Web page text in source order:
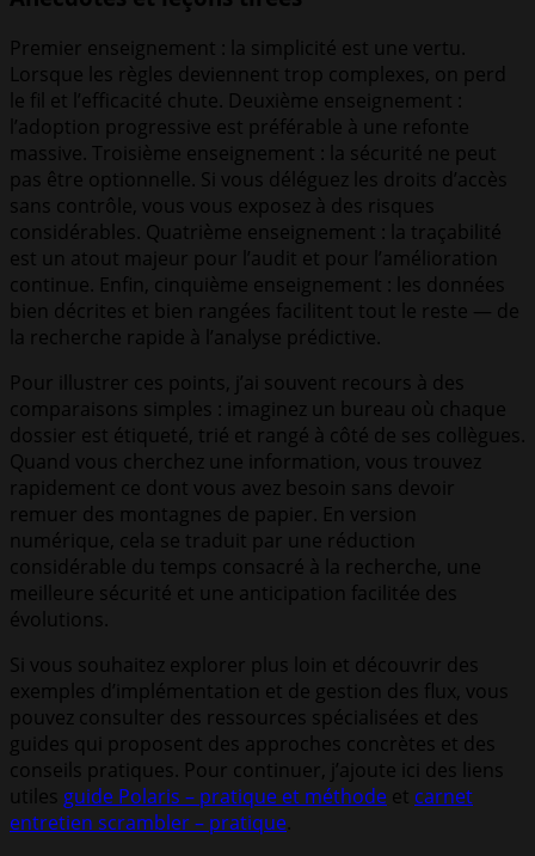
Premier enseignement : la simplicité est une vertu.
Lorsque les règles deviennent trop complexes, on perd
le fil et l’efficacité chute. Deuxième enseignement :
l’adoption progressive est préférable à une refonte
massive. Troisième enseignement : la sécurité ne peut
pas être optionnelle. Si vous déléguez les droits d’accès
sans contrôle, vous vous exposez à des risques
considérables. Quatrième enseignement : la traçabilité
est un atout majeur pour l’audit et pour l’amélioration
continue. Enfin, cinquième enseignement : les données
bien décrites et bien rangées facilitent tout le reste — de
la recherche rapide à l’analyse prédictive.
Pour illustrer ces points, j’ai souvent recours à des
comparaisons simples : imaginez un bureau où chaque
dossier est étiqueté, trié et rangé à côté de ses collègues.
Quand vous cherchez une information, vous trouvez
rapidement ce dont vous avez besoin sans devoir
remuer des montagnes de papier. En version
numérique, cela se traduit par une réduction
considérable du temps consacré à la recherche, une
meilleure sécurité et une anticipation facilitée des
évolutions.
Si vous souhaitez explorer plus loin et découvrir des
exemples d’implémentation et de gestion des flux, vous
pouvez consulter des ressources spécialisées et des
guides qui proposent des approches concrètes et des
conseils pratiques. Pour continuer, j’ajoute ici des liens
utiles guide Polaris – pratique et méthode et carnet
entretien scrambler – pratique.